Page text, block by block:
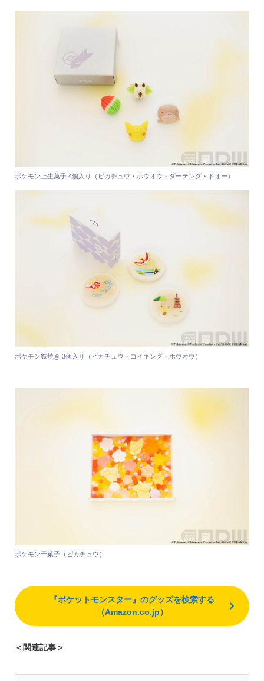
ポケモン上生菓子 4個入り（ピカチュウ・ホウオウ・ダーテング・ドオー）
ポケモン麩焼き 3個入り（ピカチュウ・コイキング・ホウオウ）
ポケモン干菓子（ピカチュウ）
『ポケットモンスター』のグッズを検索する
（Amazon.co.jp）
＜関連記事＞